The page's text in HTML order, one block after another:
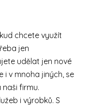
chcete využít
jen
udělat jen nové
i v mnoha jiných, se
firmu.
i výrobků. S